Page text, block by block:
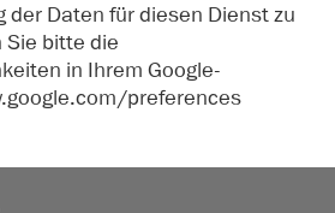
der Daten für diesen Dienst zu
Sie bitte die
in Ihrem Google-
preferences